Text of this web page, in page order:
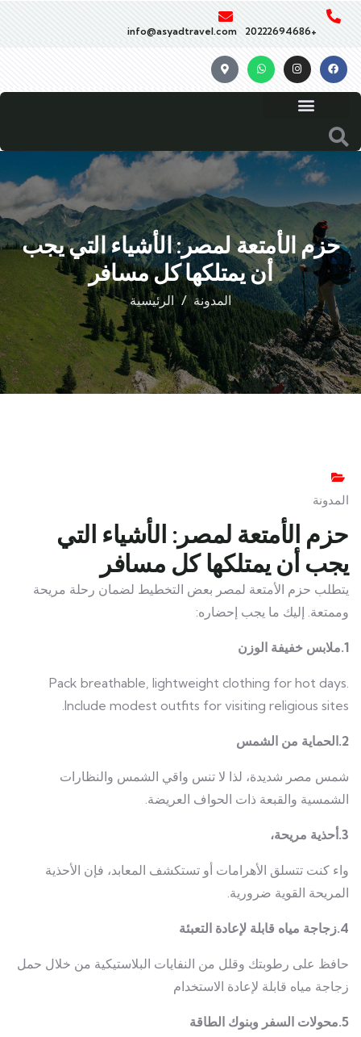
+20222694686
info@asyadtravel.com
حزم الأمتعة لمصر: الأشياء التي يجب
أن يمتلكها كل مسافر
الرئيسية المدونة
المدونة
حزم الأمتعة لمصر: الأشياء التي
يجب أن يمتلكها كل مسافر
يتطلب حزم الأمتعة لمصر بعض التخطيط لضمان رحلة مريحة
وممتعة. إليك ما يجب إحضاره:
1.ملابس خفيفة الوزن
Pack breathable, lightweight clothing for hot days.
Include modest outfits for visiting religious sites.
2.الحماية من الشمس
شمس مصر شديدة، لذا لا تنس واقي الشمس والنظارات
الشمسية والقبعة ذات الحواف العريضة.
3.أحذية مريحة،
واء كنت تتسلق الأهرامات أو تستكشف المعابد، فإن الأحذية
المريحة القوية ضرورية.
4.زجاجة مياه قابلة لإعادة التعبئة
حافظ على رطوبتك وقلل من النفايات البلاستيكية من خلال حمل
زجاجة مياه قابلة لإعادة الاستخدام
5.محولات السفر وبنوك الطاقة